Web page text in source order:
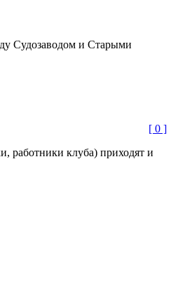
Судозаводом и Старыми
[ 0 ]
работники клуба) приходят и